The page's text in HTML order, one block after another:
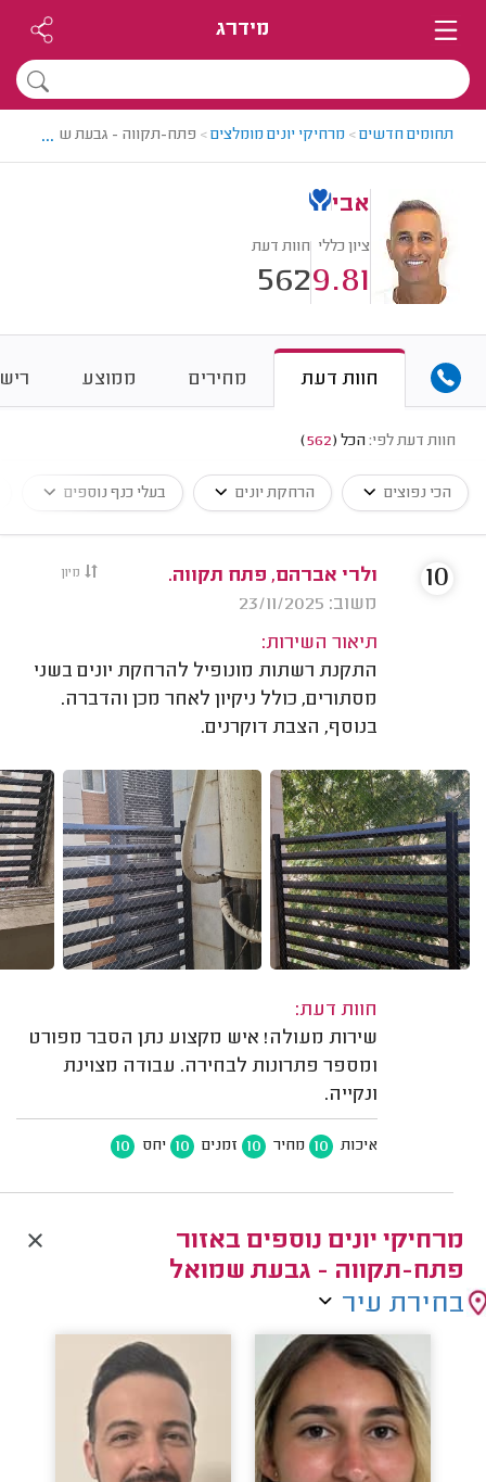
מידרג
תחומים חדשים> מרחיקי יונים מומלצים> פתח-תקווה - גבעת שמואל >
...
אבי
ציון כללי
9.81
חוות דעת
562
חוות דעת מחירים ממוצע
חוות דעת לפי: הכל (
562
)
הכי נפוצים הרחקת יונים בעלי כנף נוספים
מיון
ולרי אברהם, פתח תקווה.
משוב: 23/11/2025
תיאור השירות:
התקנת רשתות מונופיל להרחקת יונים בשני
מסתורים, כולל ניקיון לאחר מכן והדברה.
בנוסף, הצבת דוקרנים.
חוות דעת:
שירות מעולה! איש מקצוע נתן הסבר מפורט
ומספר פתרונות לבחירה. עבודה מצוינת
ונקייה.
איכות 10 מחיר 10 זמנים 10 יחס 10
10
מרחיקי יונים נוספים באזור
פתח-תקווה - גבעת שמואל
בחירת עיר